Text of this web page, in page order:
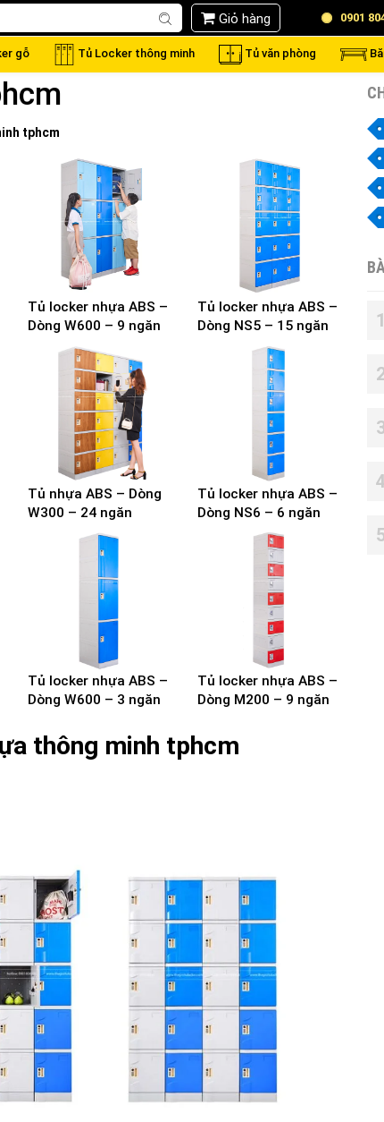
Giỏ hàng 0901
gỗ Tủ Locker thông minh Tủ văn phòng
tphcm
Tủ locker nhựa ABS –
Dòng W600 – 9 ngăn
Tủ locker nhựa ABS –
Dòng NS5 – 15 ngăn
Tủ nhựa ABS – Dòng
W300 – 24 ngăn
Tủ locker nhựa ABS –
Dòng NS6 – 6 ngăn
Tủ locker nhựa ABS –
Dòng W600 – 3 ngăn
Tủ locker nhựa ABS –
Dòng M200 – 9 ngăn
thông minh tphcm
1
4